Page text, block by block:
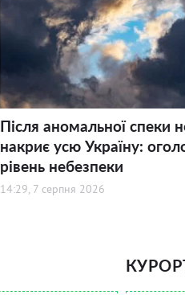
Після аномальної спеки
накриє усю Україну:
рівень небезпеки
14:29, 7 серпня 2026